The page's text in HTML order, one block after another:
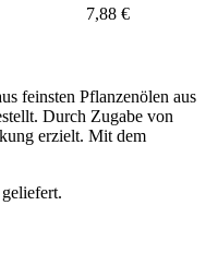
7,88 €
feinsten Pflanzenölen aus
Durch Zugabe von
erzielt. Mit dem